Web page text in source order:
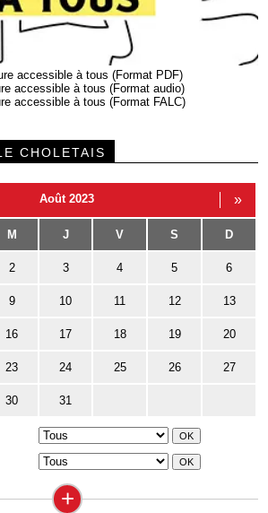
accessible à tous (Format PDF)
accessible à tous (Format audio)
accessible à tous (Format FALC)
CHOLETAIS
Août 2023 »
M J V S D
2 3 4 5 6
9 10 11 12 13
16 17 18 19 20
23 24 25 26 27
30 31
+